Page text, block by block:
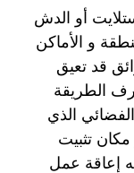
أو الدش
و الأماكن
قد تعيق
الطريقة
الذي
تثبيت
إعاقة عمل